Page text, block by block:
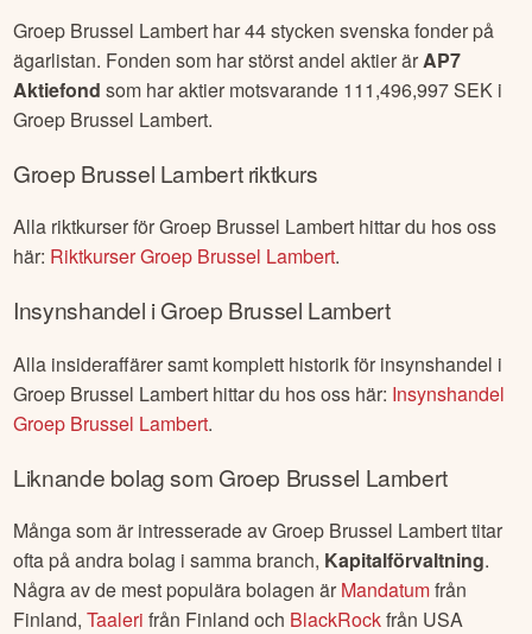
Groep Brussel Lambert har44stycken svenska fonder på
ägarlistan. Fonden som har störst andel aktier ärAP7
Aktiefond som har aktier motsvarande 111,496,997SEK i
Groep Brussel Lambert.
Groep Brussel Lambertriktkurs
Alla riktkurser förGroep Brussel Lambert hittar du hos oss
här: RiktkurserGroep Brussel Lambert.
Insynshandel iGroep Brussel Lambert
Alla insideraffärer samt komplett historik för insynshandel i
Groep Brussel Lambert hittar du hos oss här: Insynshandel
Groep Brussel Lambert.
Liknande bolag som Groep Brussel Lambert
Många som är intresserade avGroep Brussel Lamberttitar
ofta på andra bolag i samma branch, Kapitalförvaltning.
Några av de mest populära bolagen är Mandatumfrån
Finland,Taaleri från Finland och BlackRockfrån USA